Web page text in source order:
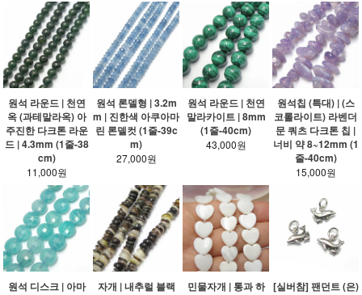
원석 라운드 | 천연
옥 (과테말라옥) 아
주진한 다크톤 라운
드 | 4.3mm (1줄-38
cm)
11,000원
원석 론델형 | 3.2m
m | 진한색 아쿠아마
린 론델컷 (1줄-39c
m)
27,000원
원석 라운드 | 천연
말라카이트 | 8mm
(1줄-40cm)
43,000원
원석칩 (특대) | (스
코롤라이트) 라벤더
문 쿼츠 다크톤 칩 |
너비 약 8~12mm (1
줄-40cm)
15,000원
원석 디스크 | 아마
자개 | 내추럴 블랙
민물자개 | 통과 하 [실버참] 팬던트 (은)